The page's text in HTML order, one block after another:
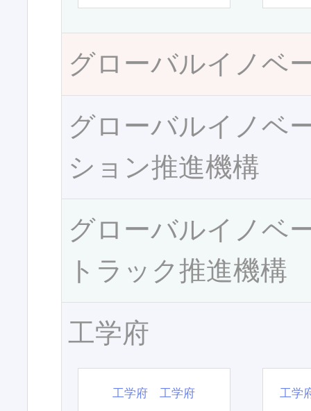
グローバルイノベ
グローバルイノベ
ション推進機構
グローバルイノベ
トラック推進機構
工学府
工学府 工学府 工学